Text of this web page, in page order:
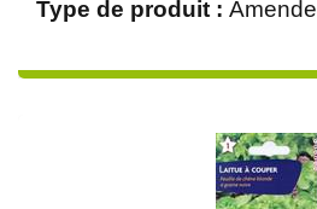
Type de produit :